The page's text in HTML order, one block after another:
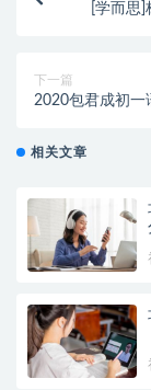
[学而思
下一篇
2020包君成初一
相关文章